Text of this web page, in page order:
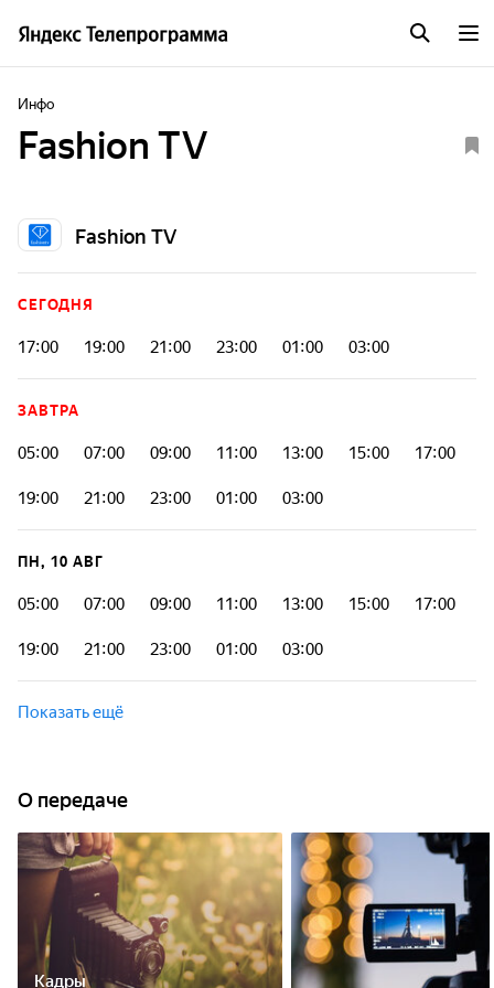
Инфо
Fashion TV
Fashion TV
СЕГОДНЯ
17:00 19:00 21:00 23:00 01:00 03:00
ЗАВТРА
05:00 07:00 09:00 11:00 13:00 15:00 17:00
19:00 21:00 23:00 01:00 03:00
ПН, 10 АВГ
05:00 07:00 09:00 11:00 13:00 15:00 17:00
19:00 21:00 23:00 01:00 03:00
Показать ещё
О передаче
Кадры